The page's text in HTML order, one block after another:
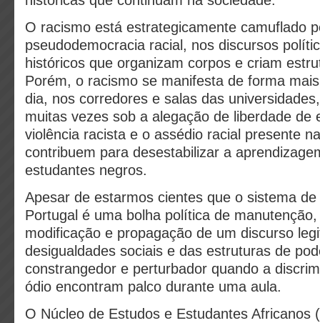
O racismo está estrategicamente camuflado
pseudodemocracia racial, nos discursos
históricos que organizam corpos e criam
Porém, o racismo se manifesta de forma
dia, nos corredores e salas das
muitas vezes sob a alegação de liberdade de
violência racista e o assédio racial presente
contribuem para desestabilizar a
estudantes negros.
Apesar de estarmos cientes que o sistema
Portugal é uma bolha política de
modificação e propagação de um discurso
desigualdades sociais e das estruturas de
constrangedor e perturbador quando a
ódio encontram palco durante uma aula.
O Núcleo de Estudos e Estudantes Africanos